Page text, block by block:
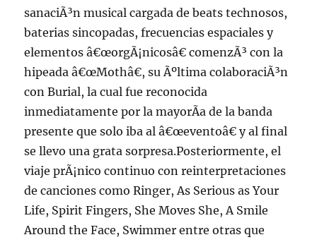
sanaciÃ³n musical cargada de beats technosos,
baterias sincopadas, frecuencias espaciales y
elementos â€œorgÃ¡nicosâ€ comenzÃ³ con la
hipeada â€œMothâ€, su Ãºltima colaboraciÃ³n
con Burial, la cual fue reconocida
inmediatamente por la mayorÃ­a de la banda
presente que solo iba al â€œeventoâ€ y al final
se llevo una grata sorpresa.Posteriormente, el
viaje prÃ¡nico continuo con reinterpretaciones
de canciones como Ringer, As Serious as Your
Life, Spirit Fingers, She Moves She, A Smile
Around the Face, Swimmer entre otras que